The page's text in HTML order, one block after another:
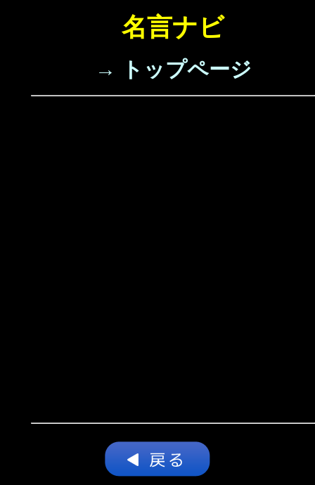
名言ナビ
→ トップページ